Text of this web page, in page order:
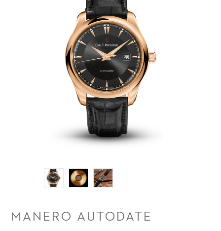
MANERO AUTODATE